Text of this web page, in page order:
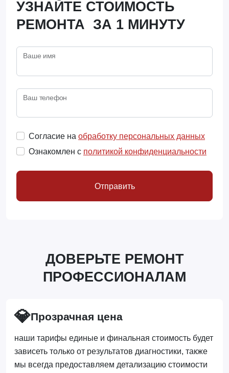
УЗНАЙТЕ СТОИМОСТЬ
РЕМОНТА ЗА 1 МИНУТУ
Ваше имя
Ваш телефон
Согласие на обработку персональных данных
Ознакомлен с политикой конфиденциальности
Отправить
ДОВЕРЬТЕ РЕМОНТ
ПРОФЕССИОНАЛАМ
💎Прозрачная цена
наши тарифы единые и финальная стоимость будет
зависеть только от результатов диагностики, также
мы всегда предоставляем детализацию стоимости